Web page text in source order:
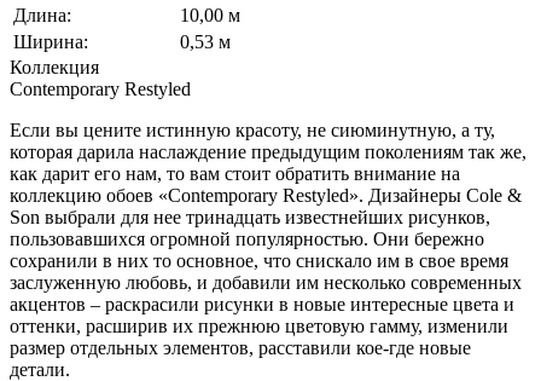
Длина:
10,00 м
Ширина:
0,53 м
Коллекция
Contemporary Restyled
Если вы цените истинную красоту, не сиюминутную, а ту,
которая дарила наслаждение предыдущим поколениям так же,
как дарит его нам, то вам стоит обратить внимание на
коллекцию обоев «Contemporary Restyled». Дизайнеры Cole &
Son выбрали для нее тринадцать известнейших рисунков,
пользовавшихся огромной популярностью. Они бережно
сохранили в них то основное, что снискало им в свое время
заслуженную любовь, и добавили им несколько современных
акцентов – раскрасили рисунки в новые интересные цвета и
оттенки, расширив их прежнюю цветовую гамму, изменили
размер отдельных элементов, расставили кое-где новые
детали.